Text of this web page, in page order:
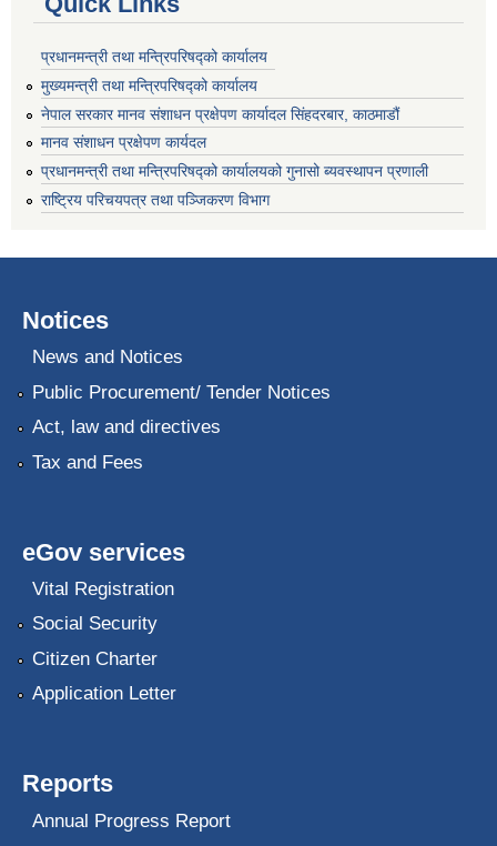
प्रधानमन्त्री तथा मन्त्रिपरिषद्को कार्यालय
मुख्यमन्त्री तथा मन्त्रिपरिषद्को कार्यालय
नेपाल सरकार मानव संशाधन प्रक्षेपण कार्यादल सिंहदरबार, काठमाडौं
मानव संशाधन प्रक्षेपण कार्यदल
प्रधानमन्त्री तथा मन्त्रिपरिषद्को कार्यालयको गुनासो ब्यवस्थापन प्रणाली
राष्ट्रिय परिचयपत्र तथा पञ्जिकरण विभाग
Notices
News and Notices
Public Procurement/ Tender Notices
Act, law and directives
Tax and Fees
eGov services
Vital Registration
Social Security
Citizen Charter
Application Letter
Reports
Annual Progress Report